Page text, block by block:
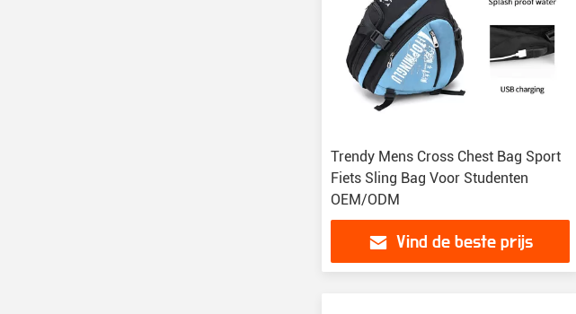
Trendy Mens Cross Chest Bag Sport
Fiets Sling Bag Voor Studenten
OEM/ODM
Vind de beste prijs